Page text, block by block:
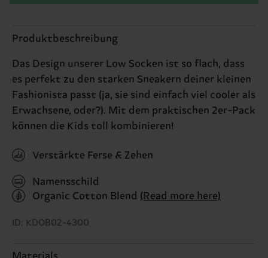
Produktbeschreibung
Das Design unserer Low Socken ist so flach, dass
es perfekt zu den starken Sneakern deiner kleinen
Fashionista passt (ja, sie sind einfach viel cooler als
Erwachsene, oder?). Mit dem praktischen 2er-Pack
können die Kids toll kombinieren!
Verstärkte Ferse & Zehen
Namensschild
Organic Cotton Blend (Read more here)
ID: KDOB02-4300